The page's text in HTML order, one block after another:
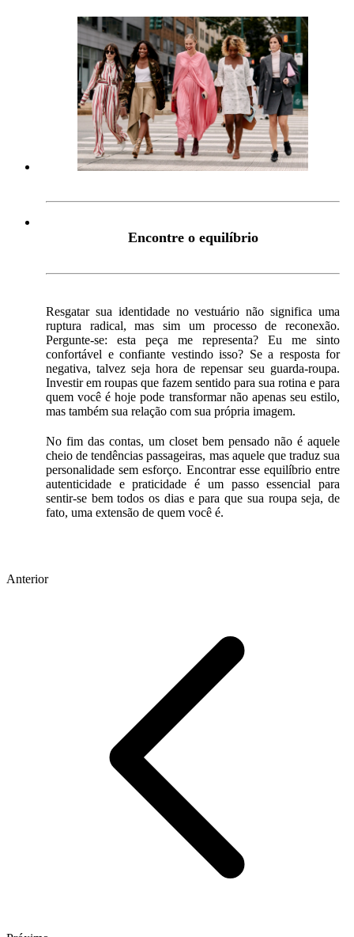
Encontre o equilíbrio
Resgatar sua identidade no vestuário não significa uma
ruptura radical, mas sim um processo de reconexão.
Pergunte-se: esta peça me representa? Eu me sinto
confortável e confiante vestindo isso? Se a resposta for
negativa, talvez seja hora de repensar seu guarda-roupa.
Investir em roupas que fazem sentido para sua rotina e para
quem você é hoje pode transformar não apenas seu estilo,
mas também sua relação com sua própria imagem.
No fim das contas, um closet bem pensado não é aquele
cheio de tendências passageiras, mas aquele que traduz sua
personalidade sem esforço. Encontrar esse equilíbrio entre
autenticidade e praticidade é um passo essencial para
sentir-se bem todos os dias e para que sua roupa seja, de
fato, uma extensão de quem você é.
Anterior